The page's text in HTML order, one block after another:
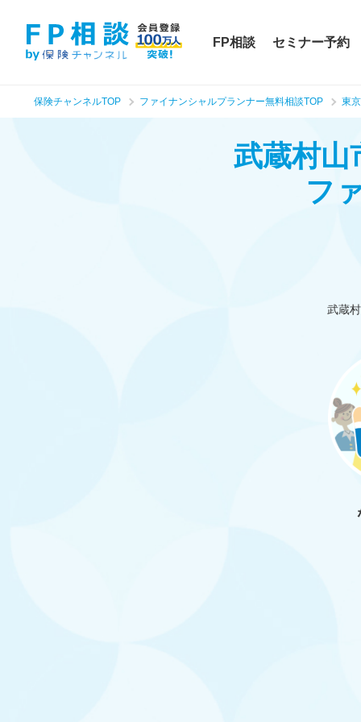
FP相談 セミナー予約
保険チャンネルTOP ファイナンシャルプランナー無料相談TOP 東
武蔵村山
フ
武蔵